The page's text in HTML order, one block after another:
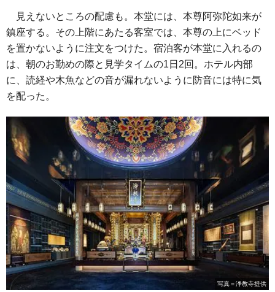
見えないところの配慮も。本堂には、本尊阿弥陀如来が
鎮座する。その上階にあたる客室では、本尊の上にベッド
を置かないように注文をつけた。宿泊客が本堂に入れるの
は、朝のお勤めの際と見学タイムの1日2回。ホテル内部
に、読経や木魚などの音が漏れないように防音には特に気
を配った。
写真＝浄教寺提供